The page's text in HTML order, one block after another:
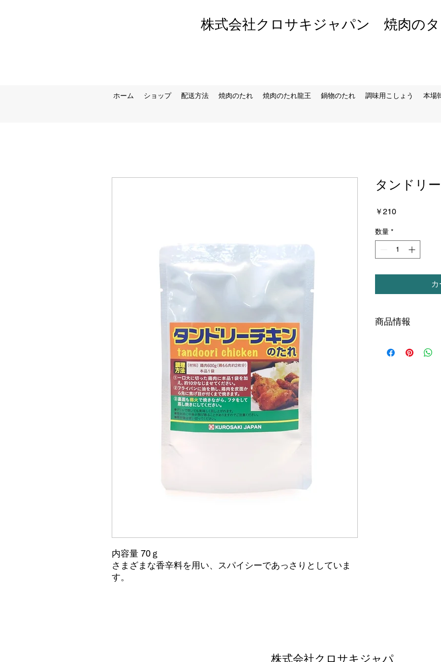
株式会社クロサキジャパン 焼肉のタ
ホーム ショップ 配送方法 焼肉のたれ 焼肉のたれ龍王 鍋物のたれ 調味用こしょう 本場
内容量 70ｇ
さまざまな香辛料を用い、スパイシーであっさりとしていま
す。
タンドリ
￥210価
数量 *
商品情報
タンパク質 0.32g
株式会社クロサキジャパ